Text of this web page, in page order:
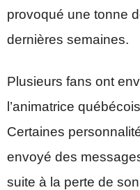
provoqué une tonne
dernières semaines.
Plusieurs fans ont
l’animatrice
Certaines
envoyé des
suite à la perte de